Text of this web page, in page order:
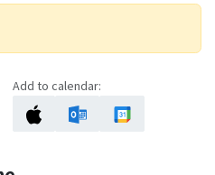
Add to calendar: